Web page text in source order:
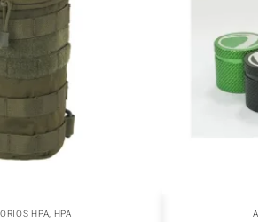
HPA, HPA